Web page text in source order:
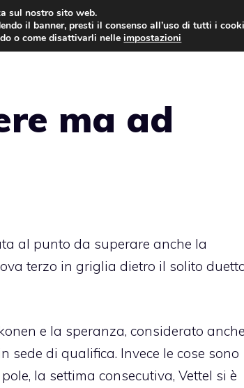
AUTO NEWS
ma ad
al punto da superare anche la
terzo in griglia dietro il solito
e la speranza, considerato
sede di qualifica. Invece le cose sono
la settima consecutiva, Vettel si è
sul nostro sito web.
il banner, presti il consenso all’uso di tutti i
o come disattivarli nelleimpostazioni